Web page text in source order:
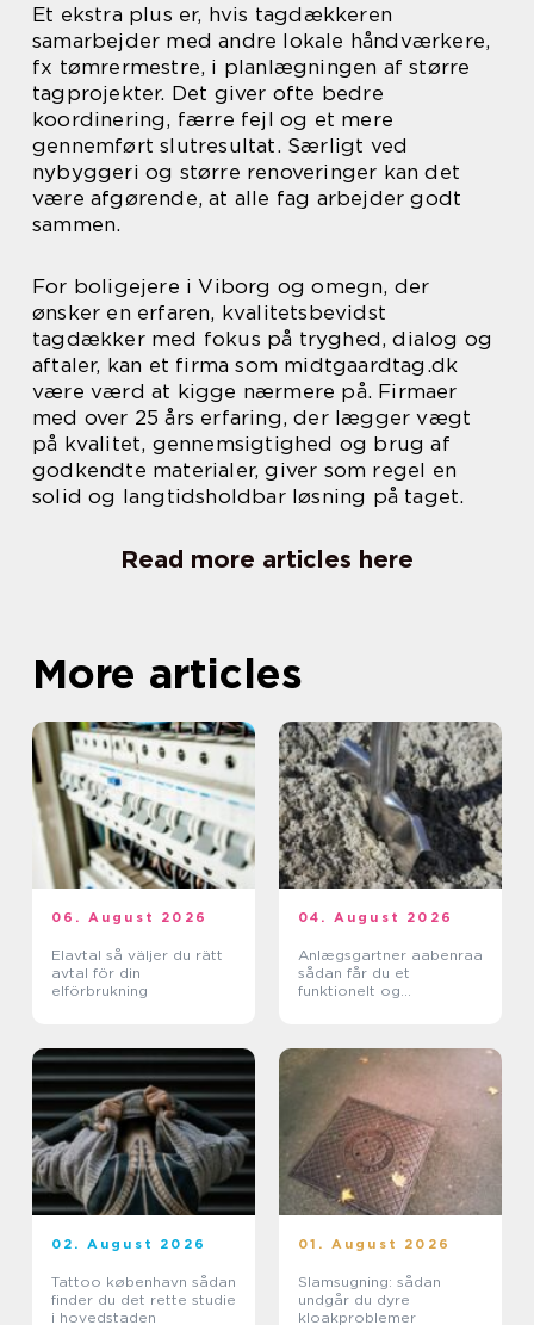
Et ekstra plus er, hvis tagdækkeren
samarbejder med andre lokale håndværkere,
fx tømrermestre, i planlægningen af større
tagprojekter. Det giver ofte bedre
koordinering, færre fejl og et mere
gennemført slutresultat. Særligt ved
nybyggeri og større renoveringer kan det
være afgørende, at alle fag arbejder godt
sammen.
For boligejere i Viborg og omegn, der
ønsker en erfaren, kvalitetsbevidst
tagdækker med fokus på tryghed, dialog og
aftaler, kan et firma som midtgaardtag.dk
være værd at kigge nærmere på. Firmaer
med over 25 års erfaring, der lægger vægt
på kvalitet, gennemsigtighed og brug af
godkendte materialer, giver som regel en
solid og langtidsholdbar løsning på taget.
Read more articles here
More articles
06. August 2026
Elavtal så väljer du rätt
avtal för din
elförbrukning
04. August 2026
Anlægsgartner aabenraa
sådan får du et
funktionelt og
02. August 2026
Tattoo københavn sådan
finder du det rette studie
i hovedstaden
01. August 2026
Slamsugning: sådan
undgår du dyre
kloakproblemer